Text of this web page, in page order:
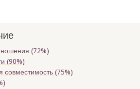
(72%)
(90%)
совместимость (75%)